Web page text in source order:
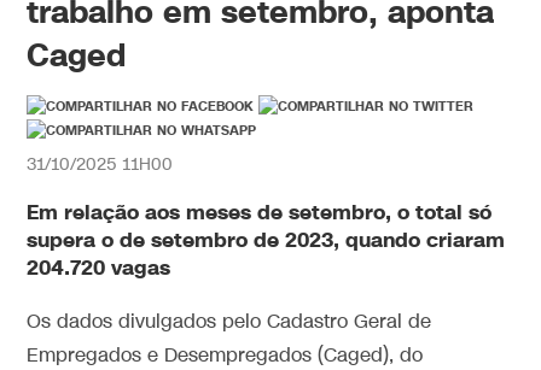
trabalho em setembro, aponta
Caged
31/10/2025 11H00
Em relação aos meses de setembro, o total só
supera o de setembro de 2023, quando criaram
204.720 vagas
Os dados divulgados pelo Cadastro Geral de
Empregados e Desempregados (Caged), do